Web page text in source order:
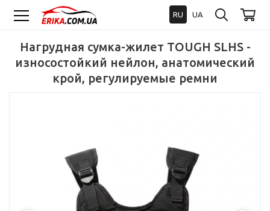
RU UA
Нагрудная сумка-жилет TOUGH SLHS -
износостойкий нейлон, анатомический
крой, регулируемые ремни